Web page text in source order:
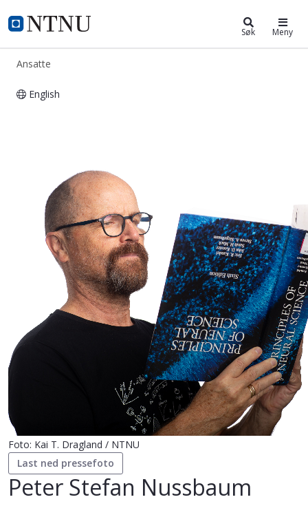
NTNU Hjemmeside
ntnu.no Søk Meny
Ansatte
English
Foto: Kai T. Dragland / NTNU
Last ned pressefoto
Peter Stefan Nussbaum